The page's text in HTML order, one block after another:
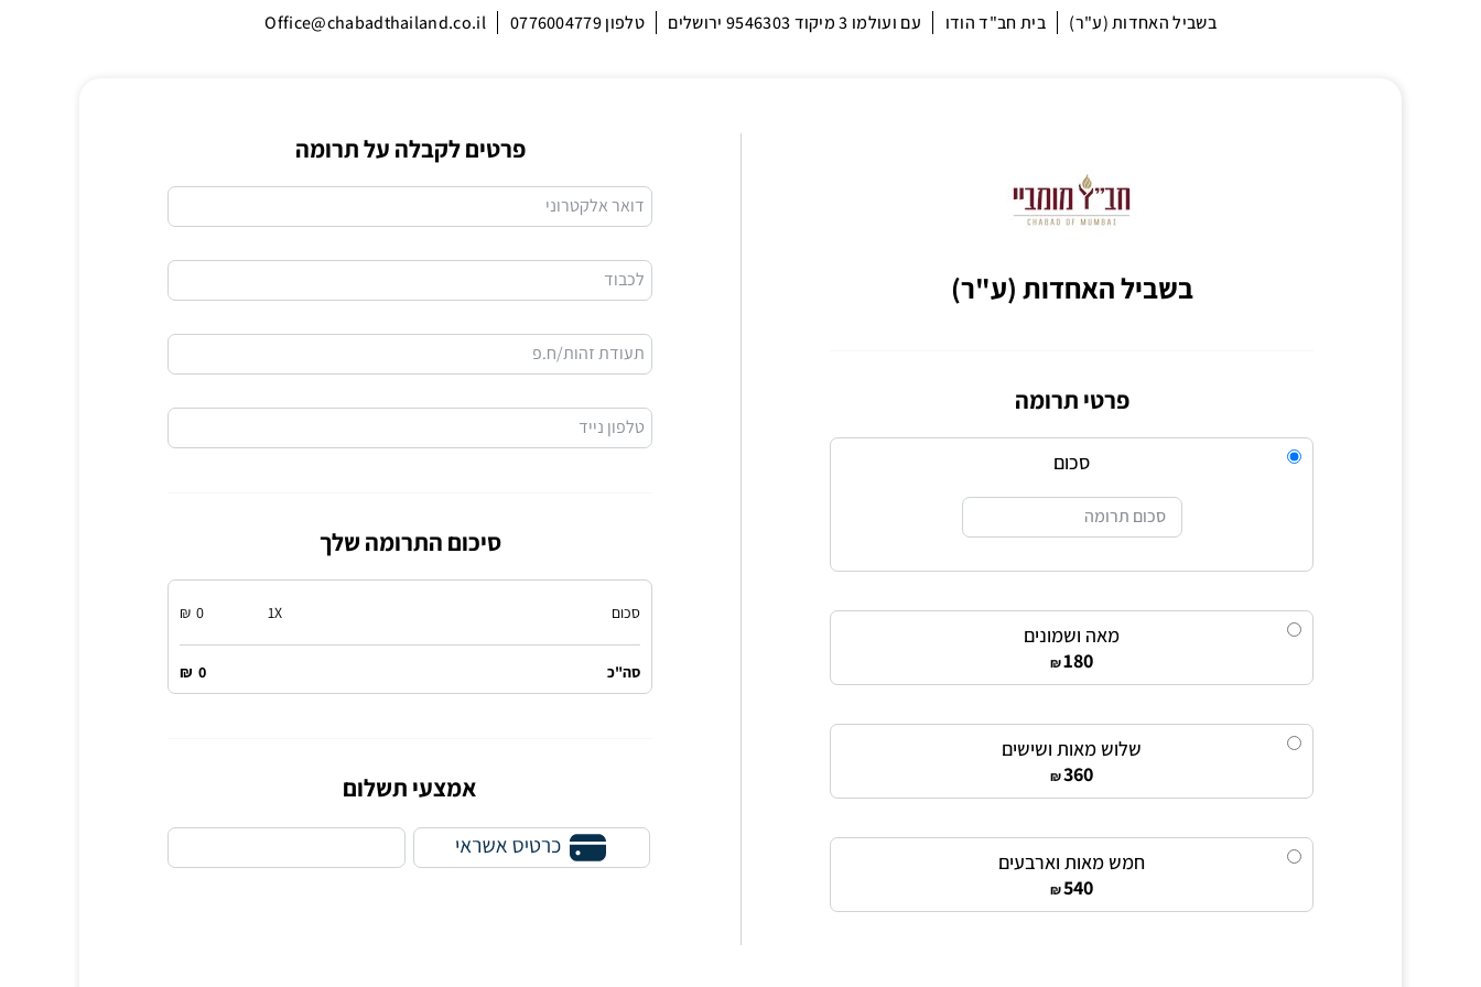
בשביל האחדות (ע"ר) בית חב"ד הודו עם ועולמו 3 מיקוד 9546303 ירושלים טלפון 0776004779 Office@chabadthailand.co.il
בשביל האחדות (ע"ר)
פרטי תרומה
סכום
סכום תרומה
מאה ושמונים
180
₪
שלוש מאות ושישים
360
₪
חמש מאות וארבעים
540
₪
פרטים לקבלה על תרומה
דואר אלקטרוני
לכבוד
תעודת זהות/ח.פ
טלפון נייד
סיכום התרומה שלך
סכום X
1
0
₪
סה"כ 0
₪
אמצעי תשלום